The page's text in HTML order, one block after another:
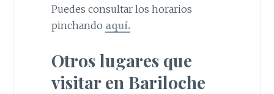
Puedes consultar los horarios
pinchando aquí.
Otros lugares que
visitar en Bariloche